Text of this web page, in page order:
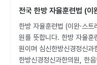
전국 한방 자율훈련법 (이
한방 자율훈련법 (이완·스
원를 뜻합니다. 한방 자율
원이며 심신한방신경정신
한방신경정신과한의원, 한